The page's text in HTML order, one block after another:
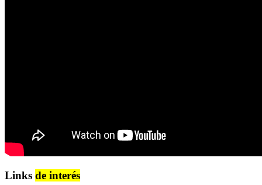
Links de interés